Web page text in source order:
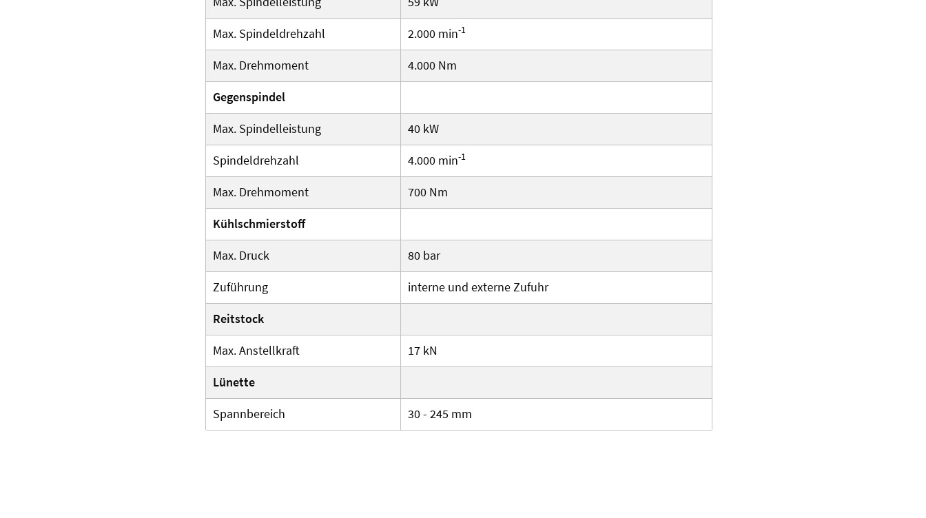
Max. Spindeldrehzahl
2.000 min-1
Max. Drehmoment
4.000 Nm
Gegenspindel
Max. Spindelleistung
40 kW
Spindeldrehzahl
4.000 min-1
Max. Drehmoment
700 Nm
Kühlschmierstoff
Max. Druck
80 bar
Zuführung
interne und externe Zufuhr
Reitstock
Max. Anstellkraft
17 kN
Lünette
Spannbereich
30 - 245 mm